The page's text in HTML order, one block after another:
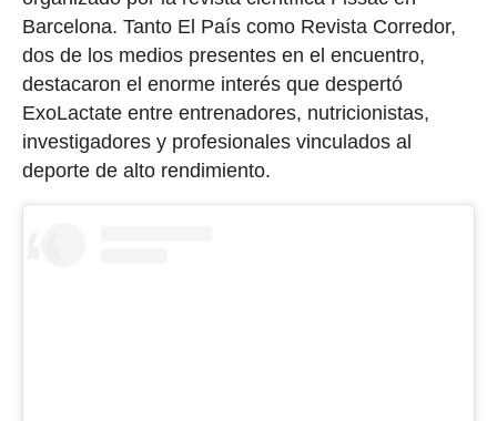
Barcelona. Tanto El País como Revista Corredor,
dos de los medios presentes en el encuentro,
destacaron el enorme interés que despertó
ExoLactate entre entrenadores, nutricionistas,
investigadores y profesionales vinculados al
deporte de alto rendimiento.